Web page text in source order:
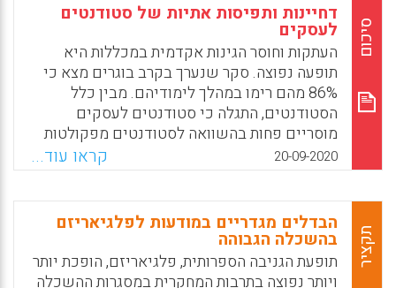
סיכום
דחיינות ותפיסות אתיות של סטודנטים
לעסקים
העתקות וחוסר הגינות אקדמית במכללות היא
תופעה נפוצה. סקר שנערך בקרב בוגרים מצא כי
86% מהם רימו במהלך לימודיהם. מבין כלל
הסטודנטים, התגלה כי סטודנטים לעסקים
מוסריים פחות בהשוואה לסטודנטים מפקולטות
אחרות ומגלים סובלנות רבה יותר כלפי רמאות.
מחקרים רבים בעבר כבר ניסו לעמוד על הגורמים
הדמוגרפיים, הנסיבתיים והפסיכולוגיים
המאפיינים את מקרי ההעתקה והרמאות במכללות
כדי לנסות ולמגר את הופעה או לפחות להפחית את
תדירותה.
20-09-2020 קראו עוד...
תקציר
הבדלים מגדריים במודעות לפלגיאריזם
בהשכלה הגבוהה
תופעת הגניבה הספרותית, פלגיאריזם, הופכת יותר
ויותר נפוצה בתרבות המחקרית במסגרות ההשכלה